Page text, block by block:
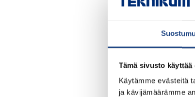
Tämä sivusto käyttää
Käytämme evästeitä
ja kävijämäärämme